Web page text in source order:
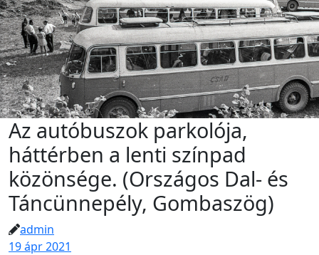
Az autóbuszok parkolója,
háttérben a lenti színpad
közönsége. (Országos Dal- és
Táncünnepély, Gombaszög)
admin
19 ápr 2021